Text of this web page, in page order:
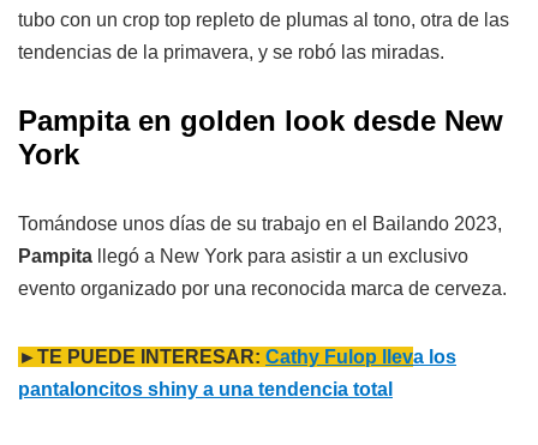
tubo con un crop top repleto de plumas al tono, otra de las
tendencias de la primavera, y se robó las miradas.
Pampita en golden look desde New
York
Tomándose unos días de su trabajo en el Bailando 2023,
Pampita
llegó a New York para asistir a un exclusivo
evento organizado por una reconocida marca de cerveza.
►TE PUEDE INTERESAR: Cathy Fulop lleva los
pantaloncitos shiny a una tendencia total